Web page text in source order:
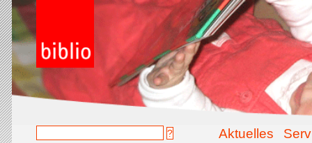
Aktuelles